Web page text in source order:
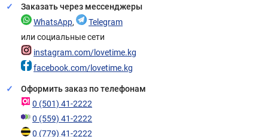
Заказать через мессенджеры
WhatsApp,
Telegram
или социальные сети
instagram.com/lovetime.kg
facebook.com/lovetime.kg
Оформить заказ по телефонам
0 (501) 41-2222
0 (559) 41-2222
0 (779) 41-2222